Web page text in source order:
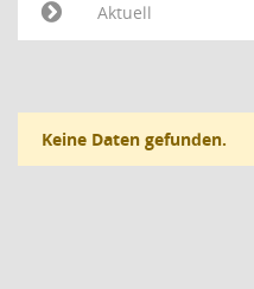
Aktuell
Keine Daten gefunden.